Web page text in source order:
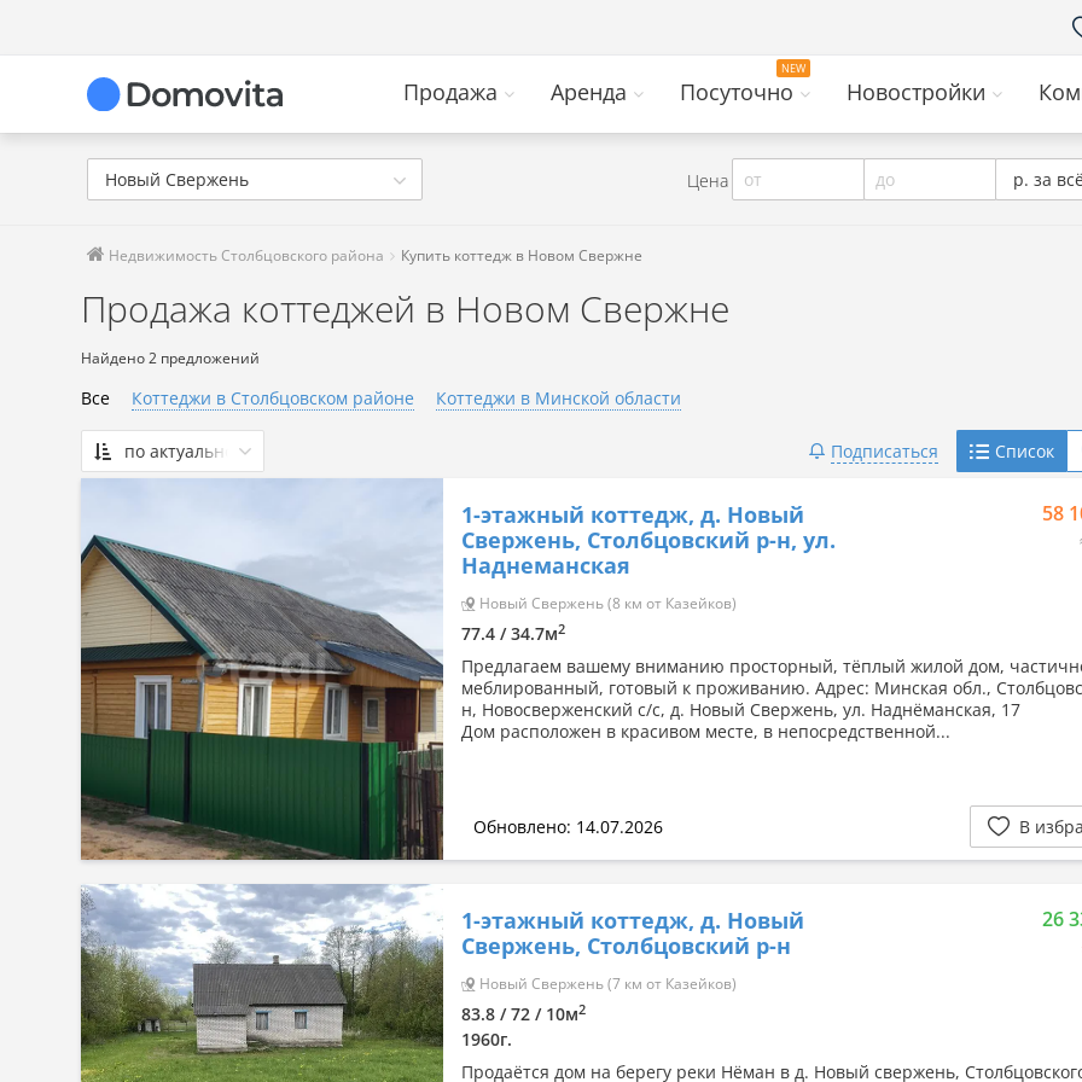
Продажа Аренда Посуточно Новостройки
Новый Свержень Цена от до р. за
Недвижимость Столбцовского района Купить коттедж в Новом Свержне
Продажа коттеджей в Новом Свержне
Найдено 2 предложений
Все Коттеджи в Столбцовском районе Коттеджи в Минской области
по актуальности
По актуальности
Сначала дорогие
По комнатности: большая →
малая
По комнатности: малая →
большая
По площади: большая → малая
По площади: малая → большая
Подписаться Список
1-этажный коттедж, д. Новый
Свержень, Столбцовский р-н, ул.
Наднеманская
Новый Свержень (8 км от Казейков)
58
77.4 / 34.7м2
Предлагаем вашему вниманию просторный, тёплый жилой дом,
меблированный, готовый к проживанию. Адрес: Минская обл.,
н, Новосверженский с/с, д. Новый Свержень, ул. Наднёманская, 17
Дом расположен в красивом месте, в непосредственной...
Обновлено: 14.07.2026 В
1-этажный коттедж, д. Новый
Свержень, Столбцовский р-н
Новый Свержень (7 км от Казейков)
26
83.8 / 72 / 10м2
1960г.
Продаётся дом на берегу реки Нёман в д. Новый свержень,